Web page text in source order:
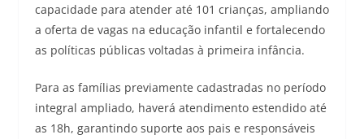
capacidade para atender até 101 crianças, ampliando
a oferta de vagas na educação infantil e fortalecendo
as políticas públicas voltadas à primeira infância.
Para as famílias previamente cadastradas no período
integral ampliado, haverá atendimento estendido até
as 18h, garantindo suporte aos pais e responsáveis